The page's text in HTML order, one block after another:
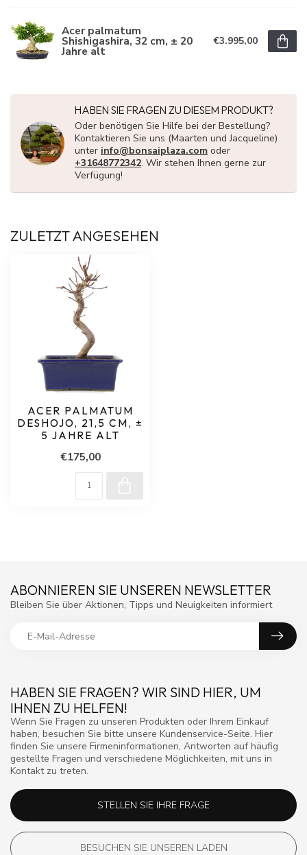
Acer palmatum
Shishigashira, 32 cm, ± 20
Jahre alt
€3.995,00
HABEN SIE FRAGEN ZU DIESEM PRODUKT?
Oder benötigen Sie Hilfe bei der Bestellung?
Kontaktieren Sie uns (Maarten und Jacqueline)
unter info@bonsaiplaza.com oder
+31648772342. Wir stehen Ihnen gerne zur
Verfügung!
ZULETZT ANGESEHEN
ACER PALMATUM
DESHOJO, 21,5 CM, ±
5 JAHRE ALT
€175,00
HABEN SIE FRAGEN? WIR SIND HIER, UM
IHNEN ZU HELFEN!
Wenn Sie Fragen zu unseren Produkten oder Ihrem Einkauf
haben, besuchen Sie bitte unsere Kundenservice-Seite. Hier
finden Sie unsere Firmeninformationen, Antworten auf häufig
gestellte Fragen und verschiedene Möglichkeiten, mit uns in
Kontakt zu treten.
STELLEN SIE IHRE FRAGE
BESUCHEN SIE UNSEREN LADEN
ABONNIEREN SIE UNSEREN NEWSLETTER
Bleiben Sie über Aktionen, Tipps und Neuigkeiten informiert